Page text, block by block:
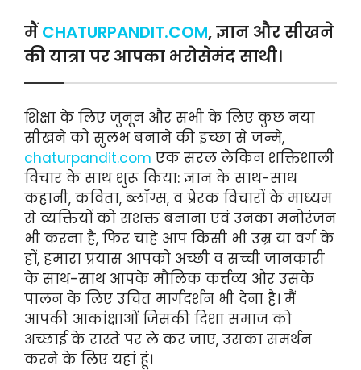
मैंCHATURPANDIT.COM, ज्ञान और सीखने
की यात्रा पर आपका भरोसेमंद साथी।
शिक्षा के लिए जुनून और सभी के लिए कुछ नया
सीखने को सुलभ बनाने की इच्छा से जन्मे,
chaturpandit.com एक सरल लेकिन शक्तिशाली
विचार के साथ शुरू किया: ज्ञान के साथ-साथ
कहानी, कविता, ब्लॉग्स, व प्रेरक विचारों के माध्यम
से व्यक्तियों को सशक्त बनाना एवं उनका मनोरंजन
भी करना है, फिर चाहे आप किसी भी उम्र या वर्ग के
हों, हमारा प्रयास आपको अच्छी व सच्ची जानकारी
के साथ-साथ आपके मौलिक कर्त्तव्य और उसके
पालन के लिए उचित मार्गदर्शन भी देना है। मैं
आपकी आकांक्षाओं जिसकी दिशा समाज को
अच्छाई के रास्ते पर ले कर जाए, उसका समर्थन
करने के लिए यहां हूं।